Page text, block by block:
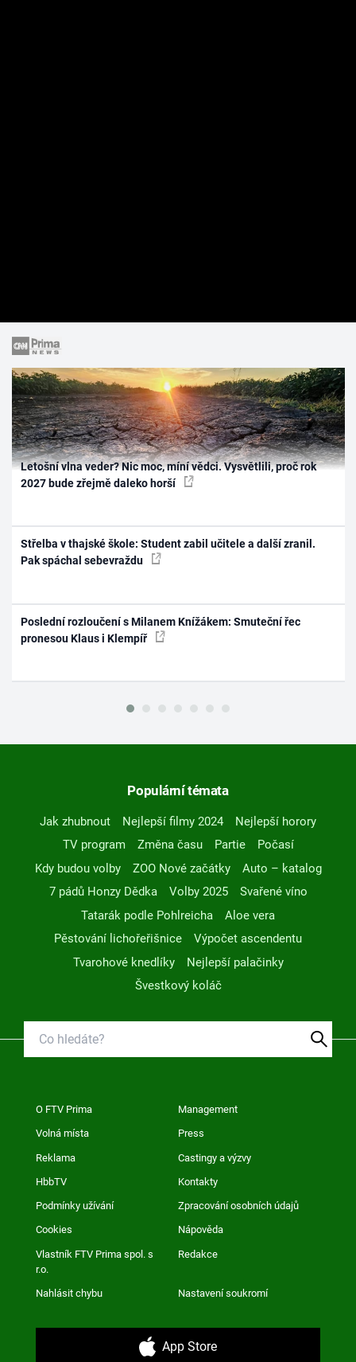
Letošní vlna veder? Nic moc, míní vědci. Vysvětlili, proč rok
2027 bude zřejmě daleko horší
Střelba v thajské škole: Student zabil učitele a další zranil.
Pak spáchal sebevraždu
Poslední rozloučení s Milanem Knížákem: Smuteční řec
pronesou Klaus i Klempíř
Populární témata
Jak zhubnout Nejlepší filmy 2024
Nejlepší horory
TV program
Změna času Partie
Počasí
Kdy budou volby
ZOO Nové začátky
Auto – katalog
7 pádů Honzy Dědka
Volby 2025
Svařené víno
Tatarák podle Pohlreicha
Aloe vera
Pěstování lichořeřišnice
Výpočet ascendentu
Tvarohové knedlíky
Nejlepší palačinky
Švestkový koláč
O FTV Prima Management
Volná místa Press
Reklama Castingy a výzvy
HbbTV Kontakty
Podmínky užívání Zpracování osobních údajů
Cookies Nápověda
Vlastník FTV Prima spol. s
r.o.
Redakce
Nahlásit chybu Nastavení soukromí
App Store